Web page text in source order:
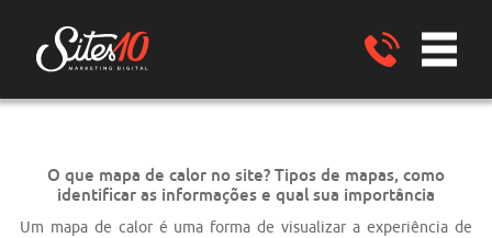
O que mapa de calor no site? Tipos de mapas, como
identificar as informações e qual sua importância
Um mapa de calor é uma forma de visualizar a experiência de